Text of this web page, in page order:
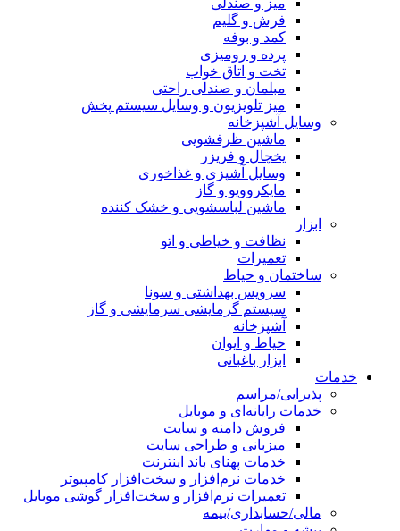
میز و صندلی
فرش و گلیم
کمد و بوفه
پرده و رومیزی
تخت و اتاق خواب
مبلمان و صندلی راحتی
میز تلویزیون و وسایل سیستم پخش
وسایل آشپزخانه
ماشین ظرفشویی
یخچال و فریزر
وسایل آشپزی و غذاخوری
مایکروویو و گاز
ماشین لباسشویی و خشک کننده
ابزار
نظافت و خیاطی و اتو
تعمیرات
ساختمان و حیاط
سرویس بهداشتی و سونا
سیستم گرمایشی سرمایشی و گاز
آشپزخانه
حیاط و ایوان
ابزار باغبانی
خدمات
پذیرایی/مراسم
خدمات رایانه‌ای و موبایل
فروش دامنه و سایت
میزبانی و طراحی سایت
خدمات پهنای باند اینترنت
خدمات نرم‌افزار و سخت‌افزار کامپیوتر
تعمیرات نرم‌افزار و سخت‌افزار گوشی موبایل
مالی/حسابداری/بیمه